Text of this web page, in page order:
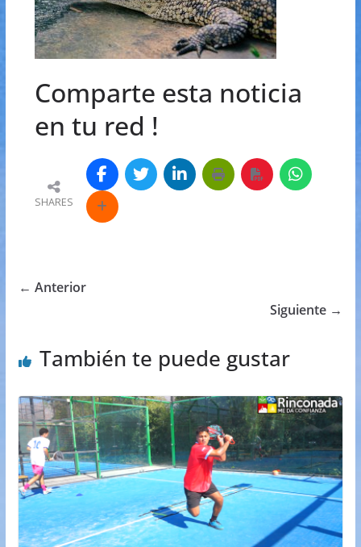
Comparte esta noticia
en tu red !
SHARES
← Anterior
Siguiente →
También te puede gustar